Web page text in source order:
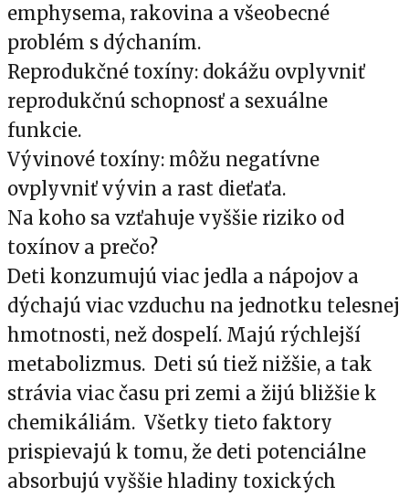
emphysema, rakovina a všeobecné
problém s dýchaním.
Reprodukčné toxíny: dokážu ovplyvniť
reprodukčnú schopnosť a sexuálne
funkcie.
Vývinové toxíny: môžu negatívne
ovplyvniť vývin a rast dieťaťa.
Na koho sa vzťahuje vyššie riziko od
toxínov a prečo?
Deti konzumujú viac jedla a nápojov a
dýchajú viac vzduchu na jednotku telesnej
hmotnosti, než dospelí. Majú rýchlejší
metabolizmus. Deti sú tiež nižšie, a tak
strávia viac času pri zemi a žijú bližšie k
chemikáliám. Všetky tieto faktory
prispievajú k tomu, že deti potenciálne
absorbujú vyššie hladiny toxických